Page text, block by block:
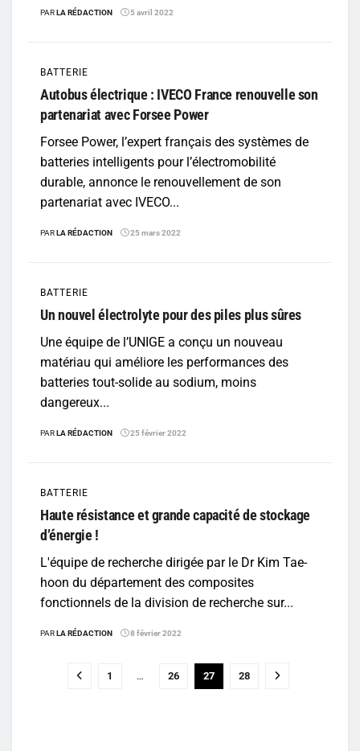
PARLA RÉDACTION 5 avril 2022
BATTERIE
Autobus électrique : IVECO France renouvelle son
partenariat avec Forsee Power
Forsee Power, l’expert français des systèmes de
batteries intelligents pour l’électromobilité
durable, annonce le renouvellement de son
partenariat avec IVECO...
PARLA RÉDACTION 25 mars 2022
BATTERIE
Un nouvel électrolyte pour des piles plus sûres
Une équipe de l’UNIGE a conçu un nouveau
matériau qui améliore les performances des
batteries tout-solide au sodium, moins
dangereux...
PARLA RÉDACTION 25 février 2022
BATTERIE
Haute résistance et grande capacité de stockage
d’énergie !
L'équipe de recherche dirigée par le Dr Kim Tae-
hoon du département des composites
fonctionnels de la division de recherche sur...
PARLA RÉDACTION 8 février 2022
1 … 26 27 28